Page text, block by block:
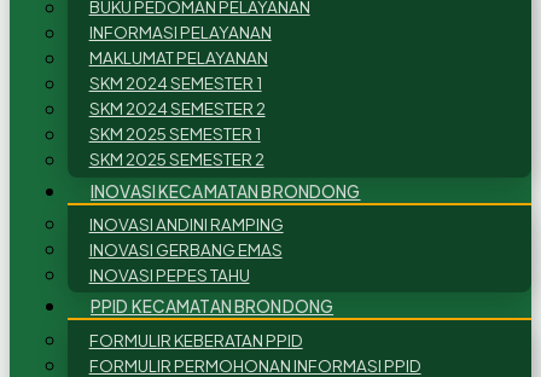
BUKU PEDOMAN PELAYANAN
INFORMASI PELAYANAN
MAKLUMAT PELAYANAN
SKM 2024 SEMESTER 1
SKM 2024 SEMESTER 2
SKM 2025 SEMESTER 1
SKM 2025 SEMESTER 2
INOVASI KECAMATAN BRONDONG
INOVASI ANDINI RAMPING
INOVASI GERBANG EMAS
INOVASI PEPES TAHU
PPID KECAMATAN BRONDONG
FORMULIR KEBERATAN PPID
FORMULIR PERMOHONAN INFORMASI PPID